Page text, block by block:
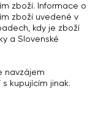
zboží. Informace o
zboží uvedené v
kdy je zboží
a Slovenské
navzájem
kupujícím jinak.